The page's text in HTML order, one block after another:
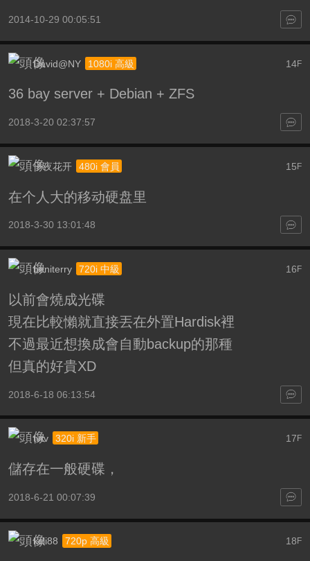
2014-10-29 00:05:51
14F
David@NY 1080i 高級
36 bay server + Debian + ZFS
2018-3-20 02:37:57
15F
子夜花开 480i 會員
在个人大的移动硬盘里
2018-3-30 13:01:48
16 F
beniterry 720i 中級
以前會燒成光碟
現在比較懶就直接丟在外置Hardisk裡
不過最近想換成會自動backup的那種
但真的好貴XD
2018-6-18 06:13:54
17 F
tvtv 320i 新手
儲存在一般硬碟，
2018-6-21 00:07:39
18 F
kcli88 720p 高級